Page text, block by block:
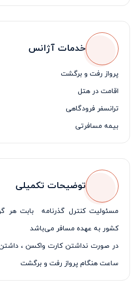
خدمات آژانس
پرواز رفت و برگشت
اقامت در هتل
ترانسفر فرودگاهی
بیمه مسافرتی
لیدر فارسی زبان
توضیحات تکمیلی
مسئولیت کنترل گذرنامه بابت هر
کشور به عهده مسافر می‌باشد
در صورت نداشتن کارت واکسن ،
ساعت هنگام پرواز رفت و برگشت
پرداخت 50% درصد از مبلغ کل